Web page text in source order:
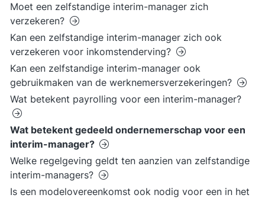
Moet een zelfstandige interim-manager zich
verzekeren?
Kan een zelfstandige interim-manager zich ook
verzekeren voor inkomstenderving?
Kan een zelfstandige interim-manager ook
gebruikmaken van de werknemersverzekeringen?
Wat betekent payrolling voor een interim-manager?
Wat betekent gedeeld ondernemerschap voor een
interim-manager?
Welke regelgeving geldt ten aanzien van zelfstandige
interim-managers?
Is een modelovereenkomst ook nodig voor een in het